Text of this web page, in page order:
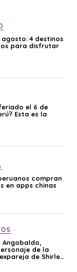
4 destinos
para disfrutar
el 6 de
Esta es la
compran
en apps chinas
Angobaldo,
de la
de Shirley